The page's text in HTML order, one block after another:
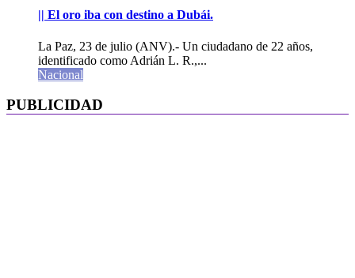
|| El oro iba con destino a Dubái.
La Paz, 23 de julio (ANV).- Un ciudadano de 22 años,
identificado como Adrián L. R.,...
Nacional
PUBLICIDAD